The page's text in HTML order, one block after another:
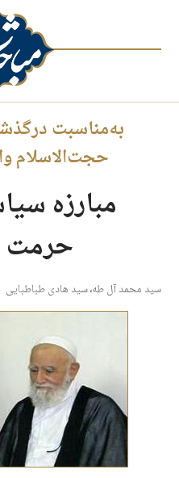
به‌مناسبت
حجت‌الاسلام
مبارزه
حرمت
سید محمد آل‌ طه،سید هادی طباطبایی